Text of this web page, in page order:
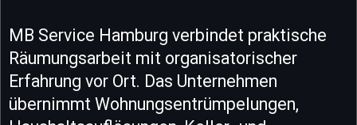
MB Service Hamburg verbindet praktische
Räumungsarbeit mit organisatorischer
Erfahrung vor Ort. Das Unternehmen
übernimmt Wohnungsentrümpelungen,